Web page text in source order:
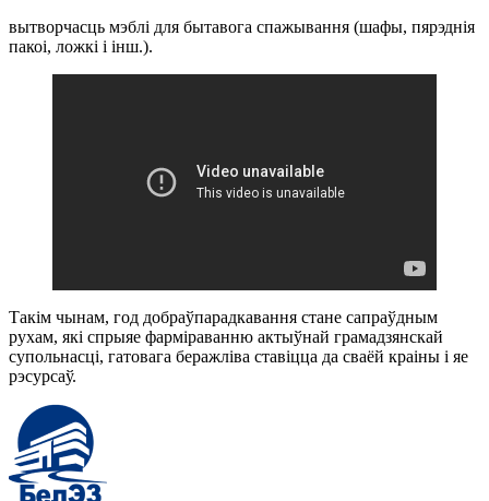
вытворчасць мэблі для бытавога спажывання (шафы, пярэднія
пакоі, ложкі і інш.).
Такім чынам, год добраўпарадкавання стане сапраўдным
рухам, які спрыяе фарміраванню актыўнай грамадзянскай
супольнасці, гатовага беражліва ставіцца да сваёй краіны і яе
рэсурсаў.